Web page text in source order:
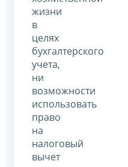
жизни
в
целях
бухгалтерского
учета,
ни
возможности
использовать
право
на
налоговый
вычет